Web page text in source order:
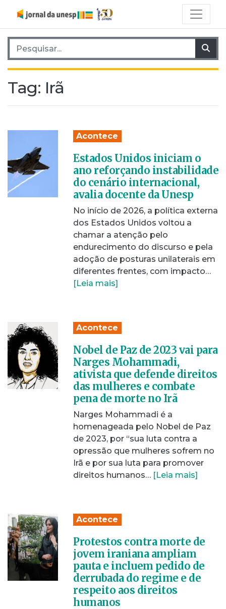
Pesquisar por:
Tag: Irã
Acontece
Estados Unidos iniciam o
ano reforçando instabilidade
do cenário internacional,
avalia docente da Unesp
No início de 2026, a política externa
dos Estados Unidos voltou a
chamar a atenção pelo
endurecimento do discurso e pela
adoção de posturas unilaterais em
diferentes frentes, com impacto…
[Leia mais]
Acontece
Nobel de Paz de 2023 vai para
Narges Mohammadi,
ativista que defende direitos
das mulheres e combate
pena de morte no Irã
Narges Mohammadi é a
homenageada pelo Nobel de Paz
de 2023, por “sua luta contra a
opressão que mulheres sofrem no
Irã e por sua luta para promover
direitos humanos… [Leia mais]
Acontece
Protestos contra morte de
jovem iraniana ampliam
pauta e incluem pedido de
derrubada do regime e de
respeito aos direitos
humanos